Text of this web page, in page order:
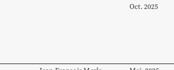
Oct. 2025